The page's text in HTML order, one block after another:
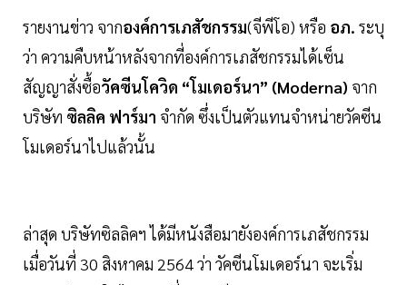
รายงานข่าว จากองค์การเภสัชกรรม(จีพีโอ) หรือ อภ. ระบุ
ว่า ความคืบหน้าหลังจากที่องค์การเภสัชกรรมได้เซ็น
สัญญาสั่งซื้อวัคซีนโควิด “โมเดอร์นา” (Moderna) จาก
บริษัท ซิลลิค ฟาร์มา จํากัด ซึ่งเป็นตัวแทนจำหน่ายวัคซีน
โมเดอร์นาไปแล้วนั้น
ล่าสุด บริษัทซิลลิคฯ ได้มีหนังสือมายังองค์การเภสัชกรรม
เมื่อวันที่ 30 สิงหาคม 2564 ว่า วัคซีนโมเดอร์นา จะเริ่ม